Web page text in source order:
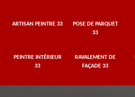
ARTISAN PEINTRE 33
POSE DE PARQUET
33
PEINTRE INTÉRIEUR
33
RAVALEMENT DE
FAÇADE 33